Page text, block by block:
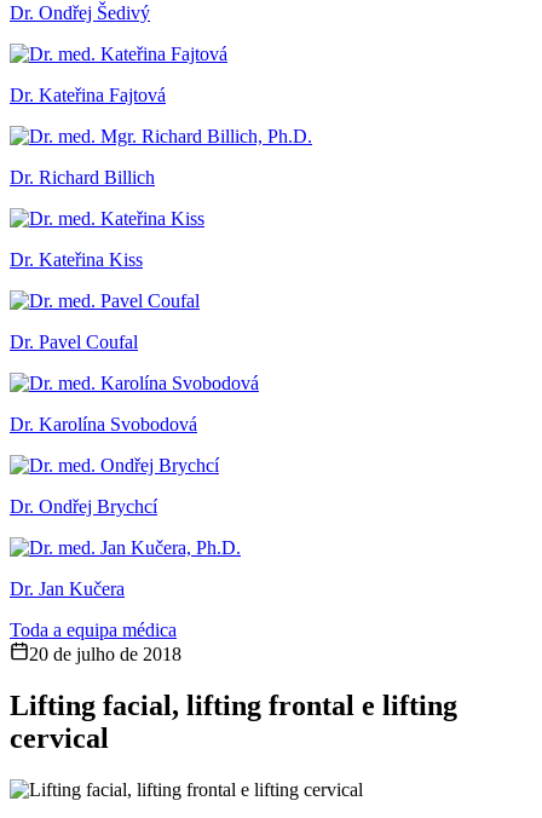
Dr. Ondřej Šedivý
Dr. Kateřina Fajtová
Dr. Richard Billich
Dr. Kateřina Kiss
Dr. Pavel Coufal
Dr. Karolína Svobodová
Dr. Ondřej Brychcí
Dr. Jan Kučera
Toda a equipa médica
20 de julho de 2018
Lifting facial, lifting frontal e lifting
cervical